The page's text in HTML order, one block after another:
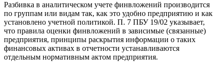
Разбивка в аналитическом учете финвложений производится
по группам или видам так, как это удобно предприятию и как
установлено учетной политикой. П. 7 ПБУ 19/02 указывает,
что правила оценки финвложений в зависимые (связанные)
предприятия, принципы раскрытия информации о таких
финансовых активах в отчетности устанавливаются
отдельным нормативным актом предприятия.